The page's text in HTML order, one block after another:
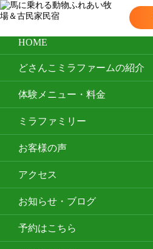
toggle navigation
HOME
どさんこミラファームの紹介
体験メニュー・料金
ミラファミリー
お客様の声
アクセス
お知らせ・ブログ
予約はこちら